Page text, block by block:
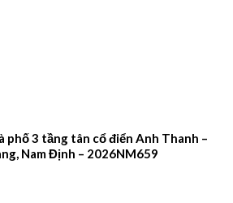
phố 3 tầng tân cổ điển Anh Thanh –
Nam Định – 2026NM659